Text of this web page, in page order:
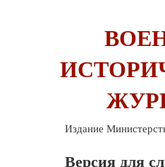
Издание
Версия для